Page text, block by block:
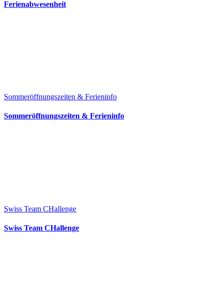
Ferienabwesenheit
Sommeröffnungszeiten & Ferieninfo
Sommeröffnungszeiten & Ferieninfo
Swiss Team CHallenge
Swiss Team CHallenge